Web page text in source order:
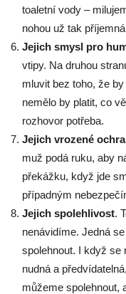
toaletní vody –
nohou už tak
Jejich smysl pro
vtipy. Na druhou
mluvit bez toho, že
nemělo by platit, co
rozhovor potřeba.
Jejich vrozené
muž podá ruku, aby
překážku, když jde
případným
Jejich spolehlivost.
nenávidíme. Jedná
spolehnout. I když se
nudná a
můžeme spolehnout,